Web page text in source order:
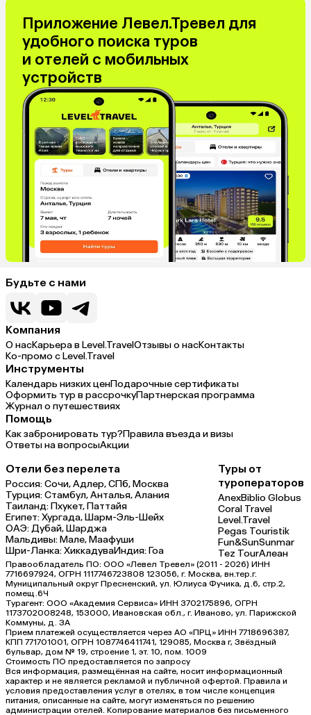
Приложение Левел.Тревел для
удобного поиска туров
и отелей с мобильных
устройств
Будьте с нами
Компания
О насКарьера в Level.TravelОтзывы о насКонтакты
Ко-промо с Level.Travel
Инструменты
Календарь низких ценПодарочные сертификаты
Оформить тур в рассрочкуПартнерская программа
Журнал о путешествиях
Помощь
Как забронировать тур?Правила въезда и визы
Ответы на вопросыАкции
Отели без перелета
Россия:Сочи,Адлер,СПб,Москва
Турция:Стамбул,Анталья,Алания
Таиланд:Пхукет,Паттайя
Египет:Хургада,Шарм-Эль-Шейх
ОАЭ:Дубай,Шарджа
Мальдивы:Мале,Маафуши
Шри-Ланка:ХиккадуваИндия:Гоа
Туры от
туроператоров
AnexBiblio Globus
Coral Travel
Level.Travel
Pegas Touristik
Fun&SunSunmar
Tez TourАлеан
Правообладатель ПО: ООО «Левел Тревел» (2011 - 2026) ИНН
7716697924, ОГРН 1117746723808 123056, г. Москва, вн.тер.г.
Муниципальный округ Пресненский, ул. Юлиуса Фучика, д.6, стр.2,
помещ.6Ч
Турагент: ООО «Академия Сервиса» ИНН 3702175896, ОГРН
1173702008248, 153000, Ивановская обл., г. Иваново, ул. Парижской
Коммуны, д. ЗА
Прием платежей осуществляется через АО «ПРЦ» ИНН 7718696387,
КПП 771701001, ОГРН 1087746411741, 129085, Москва г, Звёздный
бульвар, дом № 19, строение 1, эт. 10, пом. 1009
Стоимость ПО предоставляется по запросу
Вся информация, размещённая на сайте, носит информационный
характер и не является рекламой и публичной офертой. Правила и
условия предоставления услуг в отелях, в том числе концепция
питания, описанные на сайте, могут изменяться по решению
администрации отелей. Копирование материалов без письменного